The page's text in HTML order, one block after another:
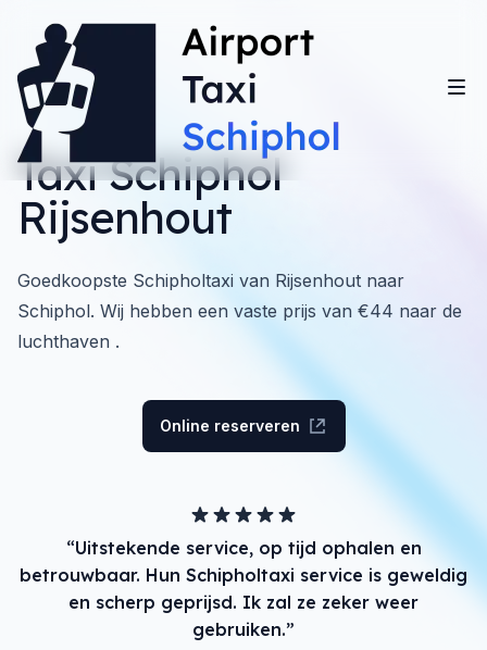
Taxi Schiphol
Rijsenhout
Goedkoopste Schipholtaxi van Rijsenhout naar
Schiphol. Wij hebben een vaste prijs van €44 naar de
luchthaven .
Online reserveren
“Uitstekende service, op tijd ophalen en
betrouwbaar. Hun Schipholtaxi service is geweldig
en scherp geprijsd. Ik zal ze zeker weer
gebruiken.”